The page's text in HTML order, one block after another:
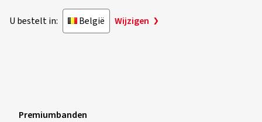
U bestelt in: België Wijzigen
Premiumbanden